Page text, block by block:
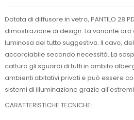
Dotata di diffusore in vetro, PANTILO 28
dimostrazione di design. La variante
luminosa del tutto suggestiva. Il cavo,
accorciabile secondo necessità. La
cattura gli sguardi di tutti in ambito
ambienti abitativi privati e può essere
sistemi di illuminazione grazie
CARATTERISTICHE TECNICHE: